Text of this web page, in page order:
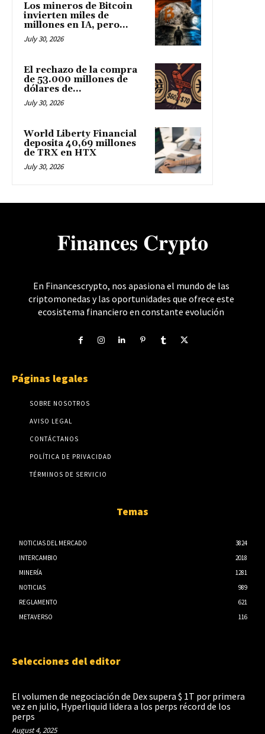
Los mineros de Bitcoin
invierten miles de
millones en IA, pero...
July 30, 2026
El rechazo de la compra
de 53.000 millones de
dólares de...
July 30, 2026
World Liberty Financial
deposita 40,69 millones
de TRX en HTX
July 30, 2026
𝐅𝐢𝐧𝐚𝐧𝐜𝐞𝐬 𝐂𝐫𝐲𝐩𝐭𝐨
En Financescrypto, nos apasiona el mundo de las
criptomonedas y las oportunidades que ofrece este
ecosistema financiero en constante evolución
Páginas legales
SOBRE NOSOTROS
AVISO LEGAL
CONTÁCTANOS
POLÍTICA DE PRIVACIDAD
TÉRMINOS DE SERVICIO
Temas
NOTICIAS DEL MERCADO
3824
INTERCAMBIO
2018
MINERÍA
1281
NOTICIAS
989
REGLAMENTO
621
METAVERSO
116
Selecciones del editor
El volumen de negociación de Dex supera $ 1T por primera
vez en julio, Hyperliquid lidera a los perps récord de los
perps
August 4, 2025